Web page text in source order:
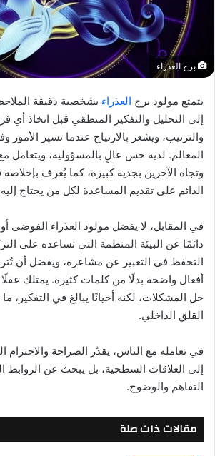
برج العذراء
يتمتع مولود برج العذراء بشخصية دقيقة
إلى التحليل والتفكير المنطقي قبل اتخاذ أي
والترتيب، ويشعر بالارتياح عندما تسير
المعالم. لديه حس عالٍ بالمسؤولية، ويتعامل
وتجاه الآخرين بجدية كبيرة، كما يُعرف
الدائم على تقديم المساعدة لكل من يحتاج
في المقابل، لا يفضل مولود العذراء الفوضى
دائمًا عن البيئة المنظمة التي تساعده على
التحفظ في التعبير عن مشاعره، ويفضل أن
أفعال واضحة بدلًا من كلمات كثيرة. يمتلك
حل المشكلات، لكنه أحيانًا يبالغ في التفكير،
القلق الداخلي.
في تعامله مع الناس، يقدّر الصراحة والاحترام
إلى العلاقات السطحية، بل يبحث عن الروابط
التفاهم والوضوح.
مقالات ذات صلة